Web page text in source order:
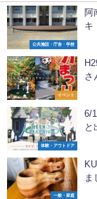
公共施設・庁舎・学校
阿
キ
イベント
さ
体験・アウトドア
6/
と
一般・家庭
ま